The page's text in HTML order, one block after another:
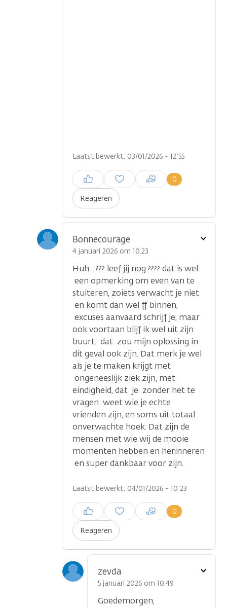
Laatst bewerkt: 03/01/2026 - 12:55
Reageren
0
Inloggen om een reactie te
plaatsen
Bonnecourage
4 januari 2026 om 10.23
Huh ...??? leef jij nog ???? dat is wel
een opmerking om even van te
stuiteren, zoiets verwacht je niet
en komt dan wel ff binnen,
excuses aanvaard schrijf je, maar
ook voortaan blijf ik wel uit zijn
buurt. dat zou mijn oplossing in
dit geval ook zijn. Dat merk je wel
als je te maken krijgt met
ongeneeslijk ziek zijn, met
eindigheid, dat je zonder het te
vragen weet wie je echte
vrienden zijn, en soms uit totaal
onverwachte hoek. Dat zijn de
mensen met wie wij de mooie
momenten hebben en herinneren
en super dankbaar voor zijn.
Laatst bewerkt: 04/01/2026 - 10:23
Reageren
0
Inloggen om een reactie te
plaatsen
Toon
zevda
5 januari 2026 om 10.49
Goedemorgen,
Toon